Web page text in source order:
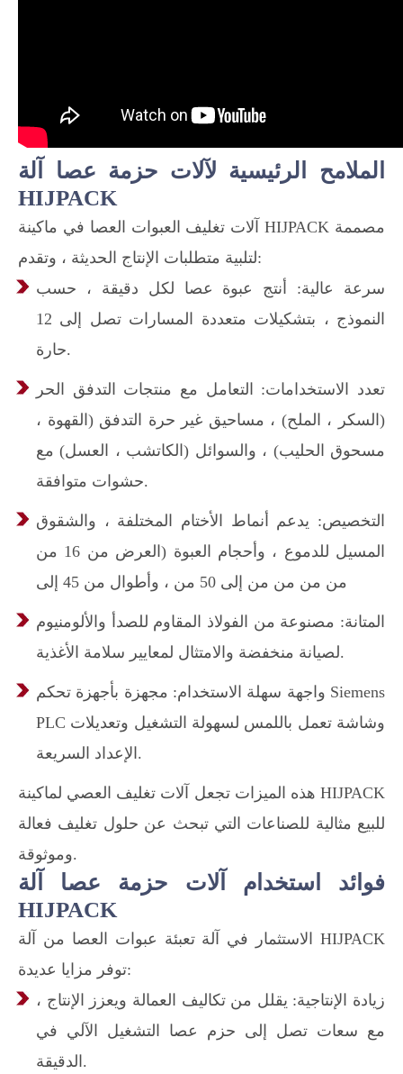
الملامح الرئيسية لآلات حزمة عصا آلة
HIJPACK
آلات تغليف العبوات العصا في ماكينة HIJPACK مصممة
لتلبية متطلبات الإنتاج الحديثة ، وتقدم:
سرعة عالية: أنتج عبوة عصا لكل دقيقة ، حسب
النموذج ، بتشكيلات متعددة المسارات تصل إلى 12
حارة.
تعدد الاستخدامات: التعامل مع منتجات التدفق الحر
(السكر ، الملح) ، مساحيق غير حرة التدفق (القهوة ،
مسحوق الحليب) ، والسوائل (الكاتشب ، العسل) مع
حشوات متوافقة.
التخصيص: يدعم أنماط الأختام المختلفة ، والشقوق
المسيل للدموع ، وأحجام العبوة (العرض من 16 من
من من من من إلى 50 من ، وأطوال من 45 إلى
المتانة: مصنوعة من الفولاذ المقاوم للصدأ والألومنيوم
لصيانة منخفضة والامتثال لمعايير سلامة الأغذية.
واجهة سهلة الاستخدام: مجهزة بأجهزة تحكم Siemens
PLC وشاشة تعمل باللمس لسهولة التشغيل وتعديلات
الإعداد السريعة.
هذه الميزات تجعل آلات تغليف العصي لماكينة HIJPACK
للبيع مثالية للصناعات التي تبحث عن حلول تغليف فعالة
وموثوقة.
فوائد استخدام آلات حزمة عصا آلة
HIJPACK
الاستثمار في آلة تعبئة عبوات العصا من آلة HIJPACK
توفر مزايا عديدة:
زيادة الإنتاجية: يقلل من تكاليف العمالة ويعزز الإنتاج ،
مع سعات تصل إلى حزم عصا التشغيل الآلي في
الدقيقة.